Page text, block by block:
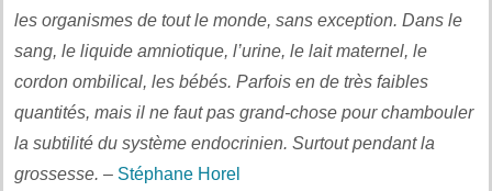
les organismes de tout le monde, sans exception. Dans le
sang, le liquide amniotique, l’urine, le lait maternel, le
cordon ombilical, les bébés. Parfois en de très faibles
quantités, mais il ne faut pas grand-chose pour chambouler
la subtilité du système endocrinien. Surtout pendant la
grossesse. – Stéphane Horel